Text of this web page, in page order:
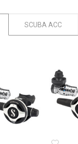
SCUBA ACC